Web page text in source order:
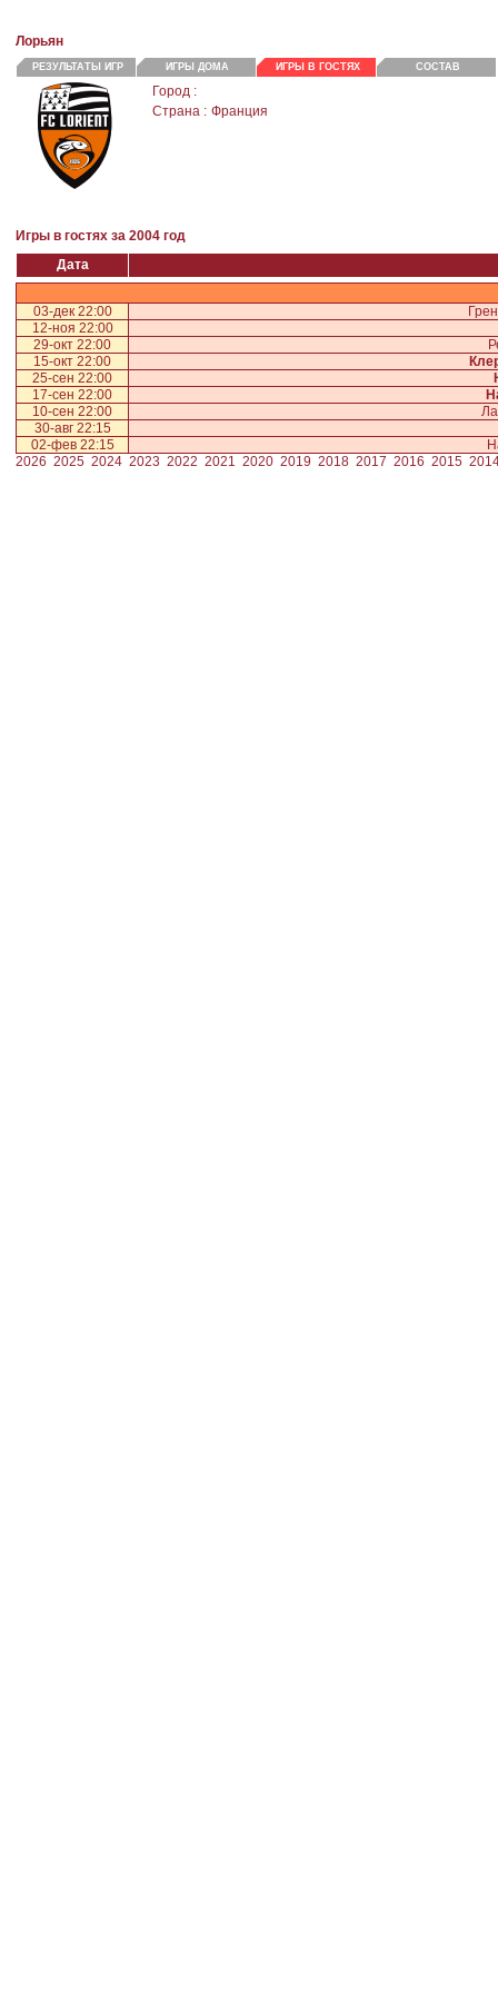
Лорьян
РЕЗУЛЬТАТЫ ИГР ИГРЫ ДОМА ИГРЫ В ГОСТЯХ СОСТАВ
Город :
Страна : Франция
Игры в гостях за 2004 год
Дата
03-дек 22:00
12-ноя 22:00
29-окт 22:00
15-окт 22:00
25-сен 22:00
17-сен 22:00
10-сен 22:00
30-авг 22:15
02-фев 22:15
2026 2025 2024 2023 2022 2021 2020 2019 2018 2017 2016 2015